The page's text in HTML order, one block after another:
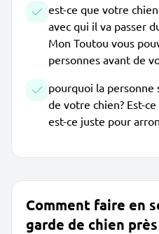
est-ce que votre
avec qui il va passer
Mon Toutou vous
personnes avant de
pourquoi la personne
de votre chien? Est-
est-ce juste pour
Comment faire en
garde de chien